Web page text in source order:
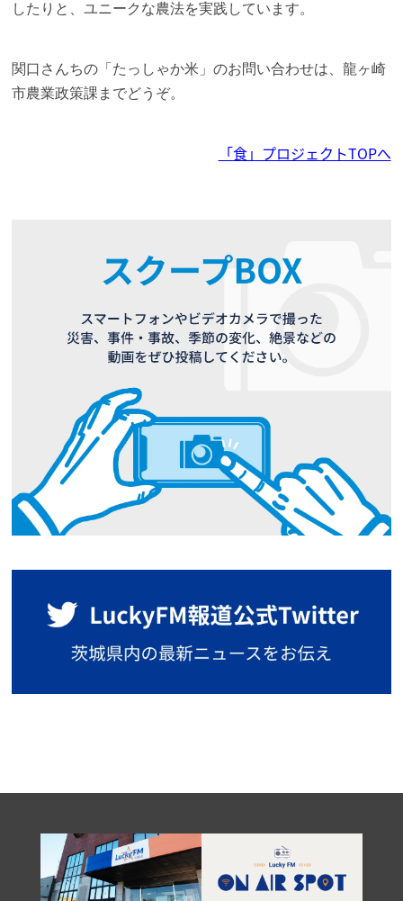
したりと、ユニークな農法を実践しています。
関口さんちの「たっしゃか米」のお問い合わせは、龍ヶ崎
市農業政策課までどうぞ。
「食」プロジェクトTOPへ